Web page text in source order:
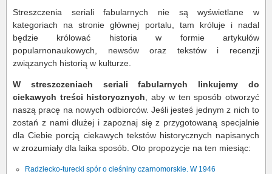
Streszczenia seriali fabularnych nie są wyświetlane w
kategoriach na stronie głównej portalu, tam króluje i nadal
będzie królować historia w formie artykułów
popularnonaukowych, newsów oraz tekstów i recenzji
związanych historią w kulturze.
W streszczeniach seriali fabularnych linkujemy do
ciekawych treści historycznych , aby w ten sposób otworzyć
naszą pracę na nowych odbiorców. Jeśli jesteś jednym z nich to
zostań z nami dłużej i zapoznaj się z przygotowaną specjalnie
dla Ciebie porcją ciekawych tekstów historycznych napisanych
w zrozumiały dla laika sposób. Oto propozycje na ten miesiąc:
Radziecko-turecki spór o cieśniny czarnomorskie. W 1946